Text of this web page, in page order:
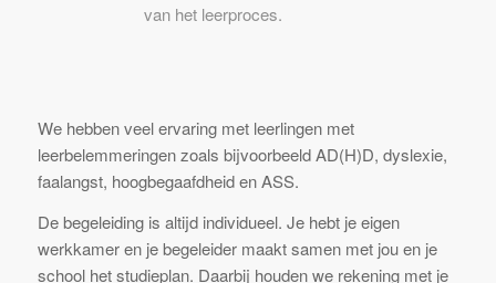
van het leerproces.
We hebben veel ervaring met leerlingen met
leerbelemmeringen zoals bijvoorbeeld AD(H)D, dyslexie,
faalangst, hoogbegaafdheid en ASS.
De begeleiding is altijd individueel. Je hebt je eigen
werkkamer en je begeleider maakt samen met jou en je
school het studieplan. Daarbij houden we rekening met je